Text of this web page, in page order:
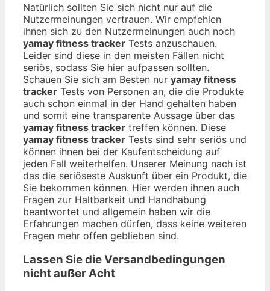
Natürlich sollten Sie sich nicht nur auf die
Nutzermeinungen vertrauen. Wir empfehlen
ihnen sich zu den Nutzermeinungen auch noch
yamay fitness tracker Tests anzuschauen.
Leider sind diese in den meisten Fällen nicht
seriös, sodass Sie hier aufpassen sollten.
Schauen Sie sich am Besten nur yamay fitness
tracker Tests von Personen an, die die Produkte
auch schon einmal in der Hand gehalten haben
und somit eine transparente Aussage über das
yamay fitness tracker treffen können. Diese
yamay fitness tracker Tests sind sehr seriös und
können ihnen bei der Kaufentscheidung auf
jeden Fall weiterhelfen. Unserer Meinung nach ist
das die seriöseste Auskunft über ein Produkt, die
Sie bekommen können. Hier werden ihnen auch
Fragen zur Haltbarkeit und Handhabung
beantwortet und allgemein haben wir die
Erfahrungen machen dürfen, dass keine weiteren
Fragen mehr offen geblieben sind.
Lassen Sie die Versandbedingungen
nicht außer Acht